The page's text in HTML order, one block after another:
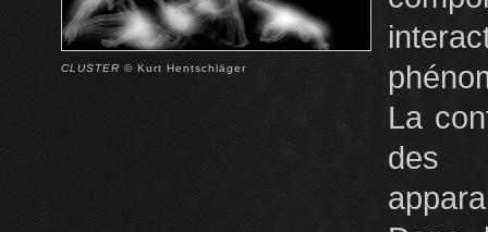
CLUSTER © Kurt Hentschläger
La
des